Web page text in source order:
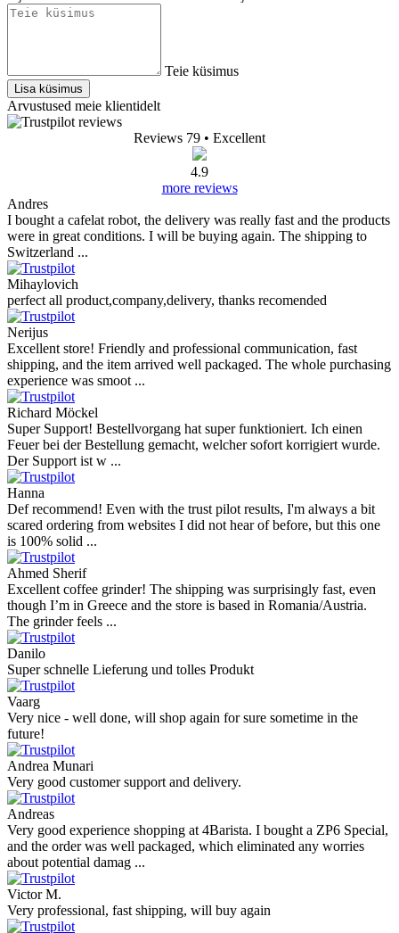
Teie küsimus
Lisa küsimus
Arvustused meie klientidelt
Reviews 79 • Excellent
4.9
more reviews
Andres
I bought a cafelat robot, the delivery was really fast and the products
were in great conditions. I will be buying again. The shipping to
Switzerland ...
Mihaylovich
perfect all product,company,delivery, thanks recomended
Nerijus
Excellent store! Friendly and professional communication, fast
shipping, and the item arrived well packaged. The whole purchasing
experience was smoot ...
Richard Möckel
Super Support! Bestellvorgang hat super funktioniert. Ich einen
Feuer bei der Bestellung gemacht, welcher sofort korrigiert wurde.
Der Support ist w ...
Hanna
Def recommend! Even with the trust pilot results, I'm always a bit
scared ordering from websites I did not hear of before, but this one
is 100% solid ...
Ahmed Sherif
Excellent coffee grinder! The shipping was surprisingly fast, even
though I’m in Greece and the store is based in Romania/Austria.
The grinder feels ...
Danilo
Super schnelle Lieferung und tolles Produkt
Vaarg
Very nice - well done, will shop again for sure sometime in the
future!
Andrea Munari
Very good customer support and delivery.
Andreas
Very good experience shopping at 4Barista. I bought a ZP6 Special,
and the order was well packaged, which eliminated any worries
about potential damag ...
Victor M.
Very professional, fast shipping, will buy again